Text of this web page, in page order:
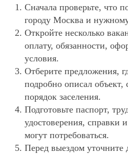
Сначала проверьте, что
городу Москва и
Откройте несколько
оплату, обязанности,
условия.
Отберите предложения,
подробно описал
порядок заселения.
Подготовьте паспорт,
удостоверения, справки
могут потребоваться.
Перед выездом уточните